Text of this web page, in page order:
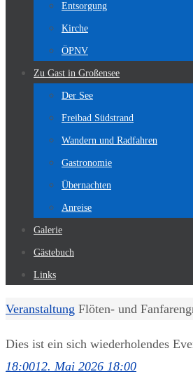
Entsorgung
Kirche
ÖPNV
Zu Gast in Großensee
Der See
Freibad Südstrand
Wandern und Radfahren
Gastronomie
Übernachten
Anreise
Galerie
Gästebuch
Links
Start
Veranstaltung Flöten- und
Dies ist ein sich wiederholendes
18:0012. Mai 2026 18:00